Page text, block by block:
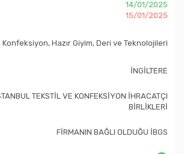
14/01/2025
15/01/2025
Konfeksiyon, Hazır Giyim, Deri ve Teknolojileri
İNGİLTERE
TEKSTİL VE KONFEKSİYON İHRACATÇI
BİRLİKLERİ
FİRMANIN BAĞLI OLDUĞU İBGS